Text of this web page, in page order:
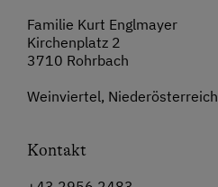
Familie Kurt Englmayer
Kirchenplatz 2
3710 Rohrbach
Weinviertel, Niederösterreich
Kontakt